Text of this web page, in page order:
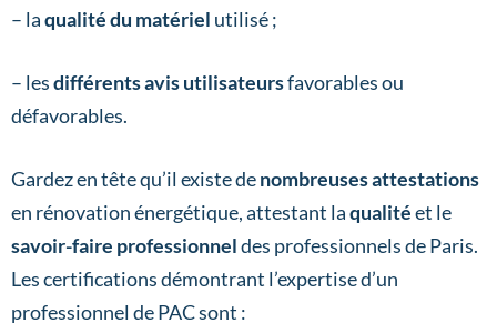
– laqualité du matériel utilisé ;
– lesdifférents avis utilisateursfavorables ou
défavorables.
Gardez en tête qu’il existe denombreuses attestations
en rénovation énergétique, attestant laqualitéet le
savoir-faire professionneldes professionnels de Paris.
Les certifications démontrant l’expertise d’un
professionnel de PAC sont :